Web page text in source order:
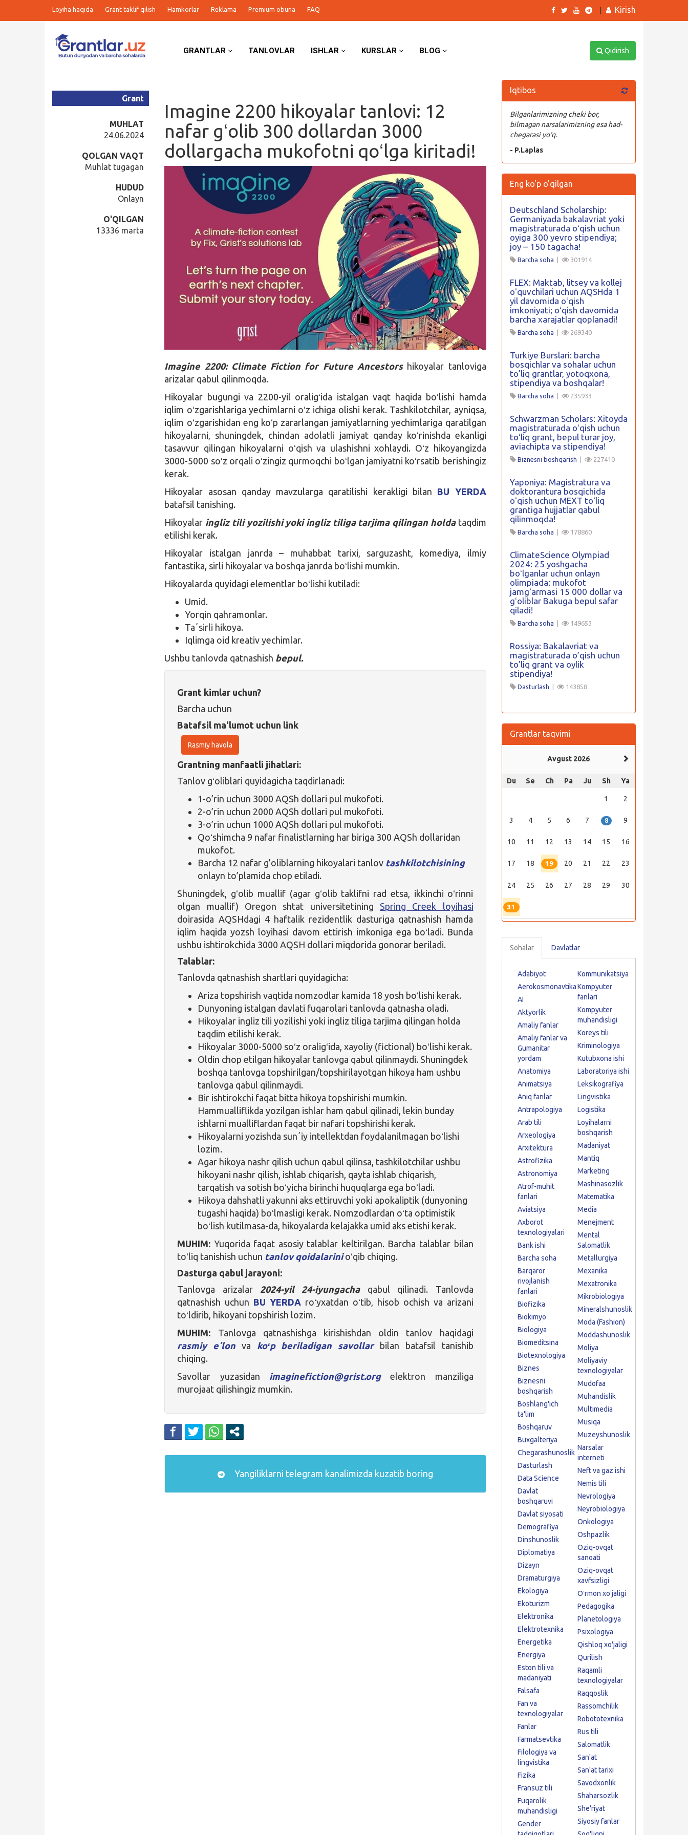
Loyiha haqida Grant taklif qilish Hamkorlar Reklama Premium obuna FAQ Kirish
GRANTLAR TANLOVLAR ISHLAR KURSLAR BLOG Qidirish
Imagine 2200 hikoyalar tanlovi: 12
nafar gʻolib 300 dollardan 3000
dollargacha mukofotni qoʻlga kiritadi!
Grant
MUHLAT
24.06.2024
QOLGAN VAQT
Muhlat tugagan
HUDUD
Onlayn
O'QILGAN
13336 marta
Imagine 2200: Climate Fiction for Future Ancestors hikoyalar tanloviga
arizalar qabul qilinmoqda.
Hikoyalar bugungi va 2200-yil oraligʻida istalgan vaqt haqida boʻlishi hamda
iqlim oʻzgarishlariga yechimlarni oʻz ichiga olishi kerak. Tashkilotchilar, ayniqsa,
iqlim oʻzgarishidan eng koʻp zararlangan jamiyatlarning yechimlariga qaratilgan
hikoyalarni, shuningdek, chindan adolatli jamiyat qanday koʻrinishda ekanligi
tasavvur qilingan hikoyalarni oʻqish va ulashishni xohlaydi. Oʻz hikoyangizda
3000-5000 soʻz orqali oʻzingiz qurmoqchi boʻlgan jamiyatni koʻrsatib berishingiz
kerak.
Hikoyalar asosan qanday mavzularga qaratilishi kerakligi bilan BU YERDA
batafsil tanishing.
Hikoyalar ingliz tili yozilishi yoki ingliz tiliga tarjima qilingan holdataqdim
etilishi kerak.
Hikoyalar istalgan janrda – muhabbat tarixi, sarguzasht, komediya, ilmiy
fantastika, sirli hikoyalar va boshqa janrda boʻlishi mumkin.
Hikoyalarda quyidagi elementlar boʻlishi kutiladi:
Umid.
Yorqin qahramonlar.
Taʼsirli hikoya.
Iqlimga oid kreativ yechimlar.
Ushbu tanlovda qatnashish bepul.
Grant kimlar uchun?
Barcha uchun
Batafsil ma'lumot uchun link
Rasmiy havola
Grantning manfaatli jihatlari:
Tanlov gʻoliblari quyidagicha taqdirlanadi:
1-o’rin uchun 3000 AQSh dollari pul mukofoti.
2-o’rin uchun 2000 AQSh dollari pul mukofoti.
3-o’rin uchun 1000 AQSh dollari pul mukofoti.
Qoʻshimcha 9 nafar finalistlarning har biriga 300 AQSh dollaridan
mukofot.
Barcha 12 nafar g’oliblarning hikoyalari tanlov tashkilotchisining
onlayn to’plamida chop etiladi.
Shuningdek, gʻolib muallif (agar gʻolib taklifni rad etsa, ikkinchi oʻrinni
olgan muallif) Oregon shtat universitetining Spring Creek loyihasi
doirasida AQSHdagi 4 haftalik rezidentlik dasturiga qatnashish hamda
iqlim haqida yozsh loyihasi davom ettirish imkoniga ega boʻladi. Bunda
ushbu ishtirokchida 3000 AQSH dollari miqdorida gonorar beriladi.
Talablar:
Tanlovda qatnashish shartlari quyidagicha:
Ariza topshirish vaqtida nomzodlar kamida 18 yosh boʻlishi kerak.
Dunyoning istalgan davlati fuqarolari tanlovda qatnasha oladi.
Hikoyalar ingliz tili yozilishi yoki ingliz tiliga tarjima qilingan holda
taqdim etilishi kerak.
Hikoyalar 3000-5000 soʻz oraligʻida, xayoliy (fictional) boʻlishi kerak.
Oldin chop etilgan hikoyalar tanlovga qabul qilinmaydi. Shuningdek
boshqa tanlovga topshirilgan/topshirilayotgan hikoya ham ushbu
tanlovga qabul qilinmaydi.
Bir ishtirokchi faqat bitta hikoya topshirishi mumkin.
Hammualliflikda yozilgan ishlar ham qabul qilinadi, lekin bunday
ishlarni mualliflardan faqat bir nafari topshirishi kerak.
Hikoyalarni yozishda sunʼiy intellektdan foydalanilmagan boʻlishi
lozim.
Agar hikoya nashr qilish uchun qabul qilinsa, tashkilotchilar ushbu
hikoyani nashr qilish, ishlab chiqarish, qayta ishlab chiqarish,
tarqatish va sotish boʻyicha birinchi huquqlarga ega boʻladi.
Hikoya dahshatli yakunni aks ettiruvchi yoki apokaliptik (dunyoning
tugashi haqida) boʻlmasligi kerak. Nomzodlardan oʻta optimistik
boʻlish kutilmasa-da, hikoyalarda kelajakka umid aks etishi kerak.
MUHIM: Yuqorida faqat asosiy talablar keltirilgan. Barcha talablar bilan
toʻliq tanishish uchun tanlov qoidalarini oʻqib chiqing.
Dasturga qabul jarayoni:
Tanlovga arizalar 2024-yil 24-iyungachaqabul qilinadi. Tanlovda
qatnashish uchun BU YERDA roʻyxatdan oʻtib, hisob ochish va arizani
toʻldirib, hikoyani topshirish lozim.
MUHIM: Tanlovga qatnashishga kirishishdan oldin tanlov haqidagi
rasmiy eʼlon va koʻp beriladigan savollarbilan batafsil tanishib
chiqing.
Savollar yuzasidan
imaginefiction@grist.orgelektron manziliga
murojaat qilishingiz mumkin.
Yangiliklarni telegram kanalimizda kuzatib boring
Iqtibos
Bilganlarimizning cheki bor,
bilmagan narsalarimizning esa had-
chegarasi yo‘q.
- P.Laplas
Eng ko'p o'qilgan
Deutschland Scholarship:
Germaniyada bakalavriat yoki
magistraturada oʻqish uchun
oyiga 300 yevro stipendiya;
joy – 150 tagacha!
Barcha soha 301914
FLEX: Maktab, litsey va kollej
oʻquvchilari uchun AQSHda 1
yil davomida oʻqish
imkoniyati; oʻqish davomida
barcha xarajatlar qoplanadi!
Barcha soha 269340
Turkiye Burslari: barcha
bosqichlar va sohalar uchun
to’liq grantlar, yotoqxona,
stipendiya va boshqalar!
Barcha soha 235933
Schwarzman Scholars: Xitoyda
magistraturada oʻqish uchun
toʻliq grant, bepul turar joy,
aviachipta va stipendiya!
Biznesni boshqarish 227410
Yaponiya: Magistratura va
doktorantura bosqichida
oʻqish uchun MEXT toʻliq
grantiga hujjatlar qabul
qilinmoqda!
Barcha soha 178860
ClimateScience Olympiad
2024: 25 yoshgacha
boʻlganlar uchun onlayn
olimpiada: mukofot
jamgʻarmasi 15 000 dollar va
gʻoliblar Bakuga bepul safar
qiladi!
Barcha soha 149653
Rossiya: Bakalavriat va
magistraturada o’qish uchun
to’liq grant va oylik
stipendiya!
Dasturlash 143858
Grantlar taqvimi
Avgust 2026
Du Se Ch Pa Ju Sh Ya
1 2
3 4 5 6 7 8 9
10 11 12 13 14 15 16
17 18 19 20 21 22 23
24 25 26 27 28 29 30
31
Sohalar Davlatlar
Adabiyot
Aerokosmonavtika
AI
Aktyorlik
Amaliy fanlar
Amaliy fanlar va
Gumanitar
yordam
Anatomiya
Animatsiya
Aniq fanlar
Antrapologiya
Arab tili
Arxeologiya
Arxitektura
Astrofizika
Astronomiya
Atrof-muhit
fanlari
Aviatsiya
Axborot
texnologiyalari
Bank ishi
Barcha soha
Barqaror
rivojlanish
fanlari
Biofizika
Biokimyo
Biologiya
Biomeditsina
Biotexnologiya
Biznes
Biznesni
boshqarish
Boshlang'ich
ta'lim
Boshqaruv
Buxgalteriya
Chegarashunoslik
Dasturlash
Data Science
Davlat
boshqaruvi
Davlat siyosati
Demografiya
Dinshunoslik
Diplomatiya
Dizayn
Dramaturgiya
Ekologiya
Ekoturizm
Elektronika
Elektrotexnika
Energetika
Energiya
Eston tili va
madaniyati
Falsafa
Fan va
texnologiyalar
Fanlar
Farmatsevtika
Filologiya va
lingvistika
Fizika
Fransuz tili
Fuqarolik
muhandisligi
Gender
Kommunikatsiya
Kompyuter
fanlari
Kompyuter
muhandisligi
Koreys tili
Kriminologiya
Kutubxona ishi
Laboratoriya ishi
Leksikografiya
Lingvistika
Logistika
Loyihalarni
boshqarish
Madaniyat
Mantiq
Marketing
Mashinasozlik
Matematika
Media
Menejment
Mental
Salomatlik
Metallurgiya
Mexanika
Mexatronika
Mikrobiologiya
Mineralshunoslik
Moda (Fashion)
Moddashunoslik
Moliya
Moliyaviy
texnologiyalar
Mudofaa
Muhandislik
Multimedia
Musiqa
Muzeyshunoslik
Narsalar
interneti
Neft va gaz ishi
Nemis tili
Nevrologiya
Neyrobiologiya
Onkologiya
Oshpazlik
Oziq-ovqat
sanoati
Oziq-ovqat
xavfsizligi
Oʻrmon xoʻjaligi
Pedagogika
Planetologiya
Psixologiya
Qishloq xo'jaligi
Qurilish
Raqamli
texnologiyalar
Raqqoslik
Rassomchilik
Robototexnika
Rus tili
Salomatlik
San'at
San'at tarixi
Savodxonlik
Shaharsozlik
She'riyat
Siyosiy fanlar